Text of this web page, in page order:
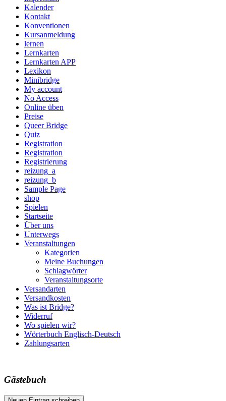
Kalender
Kontakt
Konventionen
Kursanmeldung
lernen
Lernkarten
Lernkarten APP
Lexikon
Minibridge
My account
No Access
Online üben
Preise
Queer Bridge
Quiz
Registration
Registration
Registrierung
reizung_a
reizung_b
Sample Page
shop
Spielen
Startseite
Über uns
Unterwegs
Veranstaltungen
Kategorien
Meine Buchungen
Schlagwörter
Veranstaltungsorte
Versandarten
Versandkosten
Was ist Bridge?
Widerruf
Wo spielen wir?
Wörterbuch Englisch-Deutsch
Zahlungsarten
Gästebuch